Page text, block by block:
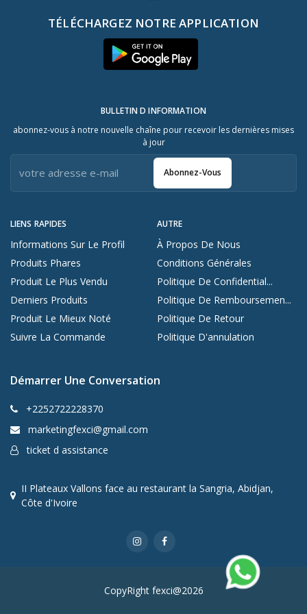
TÉLÉCHARGEZ NOTRE APPLICATION
LIENS RAPIDES
Informations Sur Le Profil
Produits Phares
Produit Le Plus Vendu
Derniers Produits
Produit Le Mieux Noté
Suivre La Commande
AUTRE
À Propos De Nous
Conditions Générales
Politique De Confidential...
Politique De Remboursemen...
Politique De Retour
Politique D'annulation
BULLETIN D INFORMATION
abonnez-vous à notre nouvelle chaîne pour recevoir les dernières mises
à jour
Abonnez-Vous
Démarrer Une Conversation
+2252722228370
marketingfexci@gmail.com
ticket d assistance
II Plateaux Vallons face au restaurant la Sangria, Abidjan,
Côte d'Ivoire
CopyRight fexci@2026